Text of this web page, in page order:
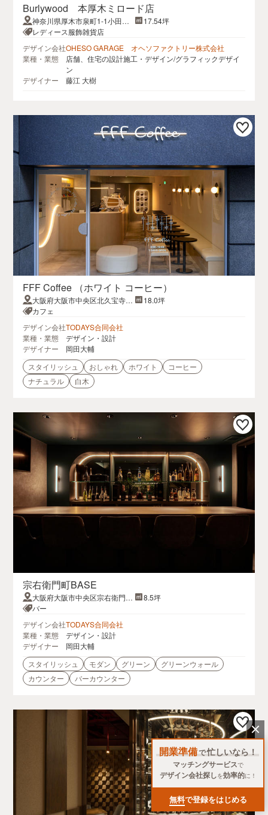
開業準備で忙しいなら！
マッチングサービスで
デザイン会社探しを効率的に！
無料で登録をはじめる
Burlywood 本厚木ミロード店
神奈川県厚木市泉町1-1小田急
本厚木ミロードII 4階
17.54坪
レディース服飾雑貨店
デザイン会社OHESO GARAGE オヘソファクトリー株式会社
業種・業態
店舗、住宅の設計施工・デザイン/グラフィックデザイ
ン
デザイナー
藤江 大樹
FFF Coffee （ホワイト コーヒー）
大阪府大阪市中央区北久宝寺町
1-9-6 ネオフィス堺筋本町 101
18.0坪
カフェ
デザイン会社TODAYS合同会社
業種・業態
デザイン・設計
デザイナー
岡田大輔
スタイリッシュ
おしゃれ ホワイト
コーヒー
ナチュラル
白木
宗右衛門町BASE
大阪府大阪市中央区宗右衛門町
4-5NBクリスタルタワー
8.5坪
バー
デザイン会社TODAYS合同会社
業種・業態
デザイン・設計
デザイナー
岡田大輔
スタイリッシュ
モダン グリーン
グリーンウォール
カウンター
バーカウンター